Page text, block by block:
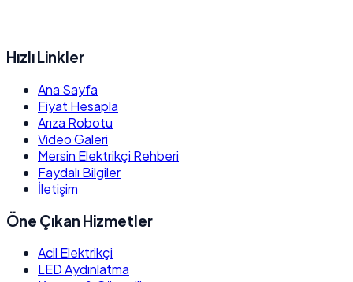
Hızlı Linkler
Ana Sayfa
Fiyat Hesapla
Arıza Robotu
Video Galeri
Mersin Elektrikçi Rehberi
Faydalı Bilgiler
İletişim
Öne Çıkan Hizmetler
Acil Elektrikçi
LED Aydınlatma